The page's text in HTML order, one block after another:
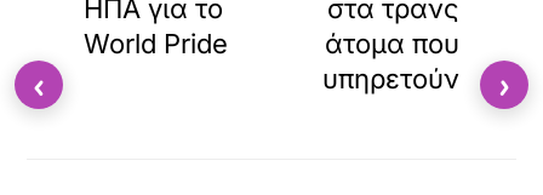
ΗΠΑ για το
World Pride
στα τρανς
άτομα που
υπηρετούν
‹ ›